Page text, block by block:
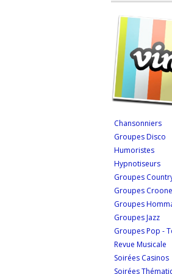
Chansonniers
Groupes Disco
Humoristes
Hypnotiseurs
Groupes
Groupes
Groupes
Groupes Jazz
Groupes Pop -
Revue Musicale
Soirées Casinos
Soirées